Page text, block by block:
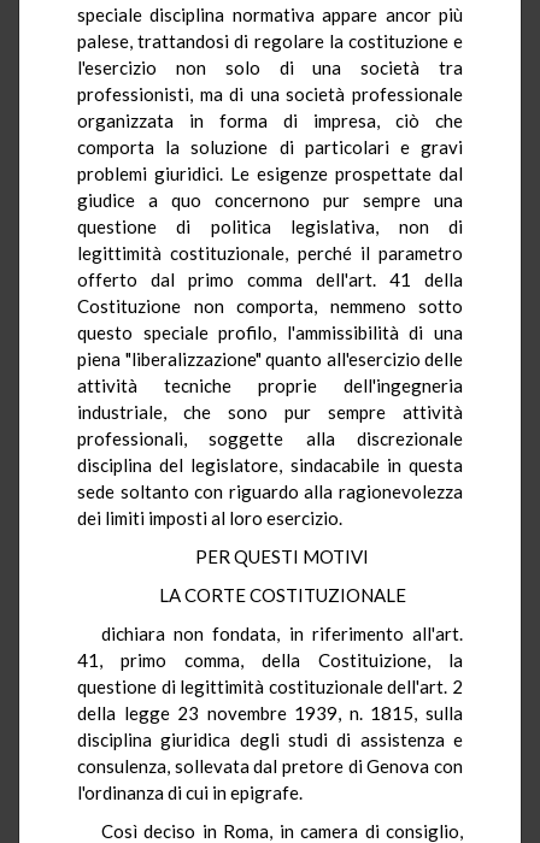
speciale disciplina normativa appare ancor più
palese, trattandosi di regolare la costituzione e
l'esercizio non solo di una società tra
professionisti, ma di una società professionale
organizzata in forma di impresa, ciò che
comporta la soluzione di particolari e gravi
problemi giuridici. Le esigenze prospettate dal
giudice a quo concernono pur sempre una
questione di politica legislativa, non di
legittimità costituzionale, perché il parametro
offerto dal primo comma dell'art. 41 della
Costituzione non comporta, nemmeno sotto
questo speciale profilo, l'ammissibilità di una
piena "liberalizzazione" quanto all'esercizio delle
attività tecniche proprie dell'ingegneria
industriale, che sono pur sempre attività
professionali, soggette alla discrezionale
disciplina del legislatore, sindacabile in questa
sede soltanto con riguardo alla ragionevolezza
dei limiti imposti al loro esercizio.
PER QUESTI MOTIVI
LA CORTE COSTITUZIONALE
dichiara non fondata, in riferimento all'art.
41, primo comma, della Costituizione, la
questione di legittimità costituzionale dell'art. 2
della legge 23 novembre 1939, n. 1815, sulla
disciplina giuridica degli studi di assistenza e
consulenza, sollevata dal pretore di Genova con
l'ordinanza di cui in epigrafe.
Così deciso in Roma, in camera di consiglio,